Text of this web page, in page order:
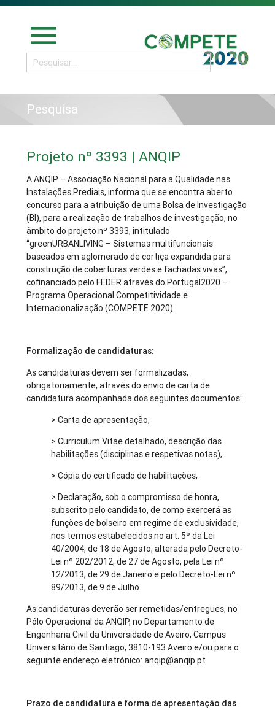
menu
Pesquisa
Projeto nº 3393 | ANQIP
A ANQIP – Associação Nacional para a Qualidade nas
Instalações Prediais, informa que se encontra aberto
concurso para a atribuição de uma Bolsa de Investigação
(BI), para a realização de trabalhos de investigação, no
âmbito do projeto nº 3393, intitulado
“greenURBANLIVING – Sistemas multifuncionais
baseados em aglomerado de cortiça expandida para
construção de coberturas verdes e fachadas vivas”,
cofinanciado pelo FEDER através do Portugal2020 –
Programa Operacional Competitividade e
Internacionalização (COMPETE 2020).
Formalização de candidaturas:
As candidaturas devem ser formalizadas,
obrigatoriamente, através do envio de carta de
candidatura acompanhada dos seguintes documentos:
> Carta de apresentação,
> Curriculum Vitae detalhado, descrição das
habilitações (disciplinas e respetivas notas),
> Cópia do certificado de habilitações,
> Declaração, sob o compromisso de honra,
subscrito pelo candidato, de como exercerá as
funções de bolseiro em regime de exclusividade,
nos termos estabelecidos no art. 5º da Lei
40/2004, de 18 de Agosto, alterada pelo Decreto-
Lei nº 202/2012, de 27 de Agosto, pela Lei nº
12/2013, de 29 de Janeiro e pelo Decreto-Lei nº
89/2013, de 9 de Julho.
As candidaturas deverão ser remetidas/entregues, no
Pólo Operacional da ANQIP, no Departamento de
Engenharia Civil da Universidade de Aveiro, Campus
Universitário de Santiago, 3810-193 Aveiro e/ou para o
seguinte endereço eletrónico: anqip@anqip.pt
Prazo de candidatura e forma de apresentação das